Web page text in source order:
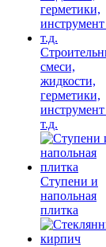
смеси,
жидкости,
герметики,
т.д.
Ступени и
напольная
плитка